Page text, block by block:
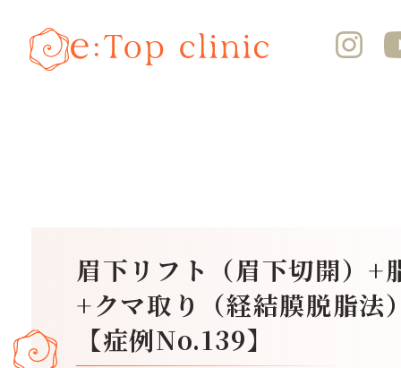
眉下リフト（眉下切開）+
+クマ取り（経結膜脱脂法
【症例No.139】